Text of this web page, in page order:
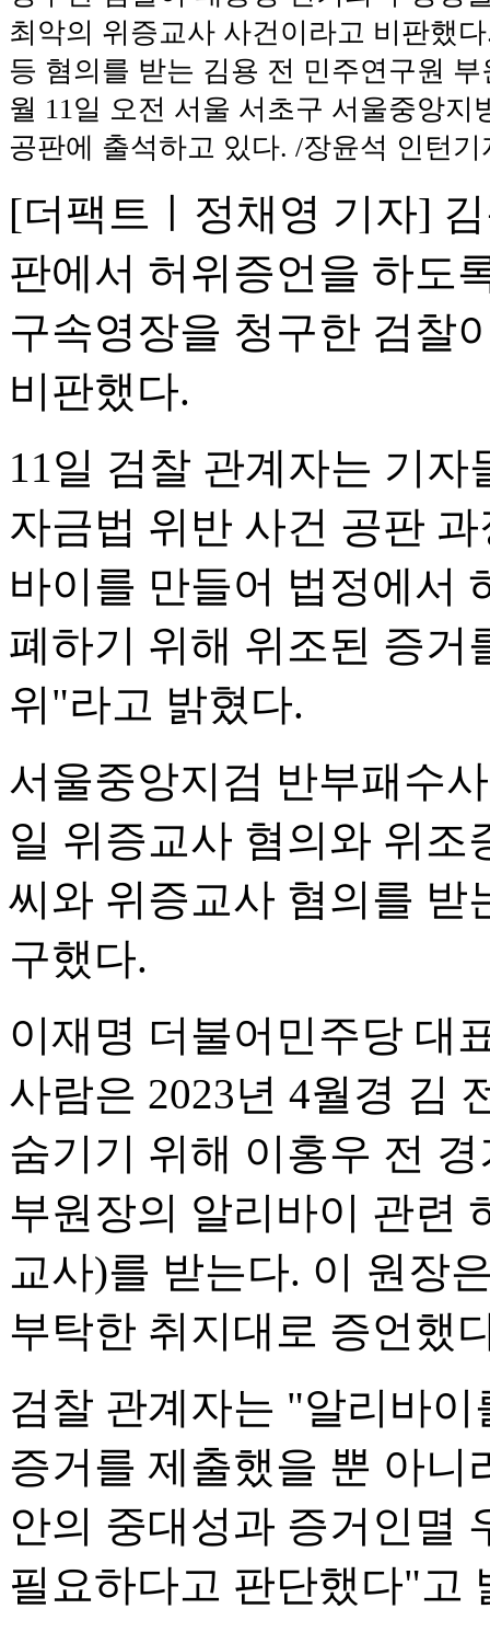
최악의 위증교사 사건이라고 비판했
등 혐의를 받는 김용 전 민주연구원
월 11일 오전 서울 서초구 서울중앙지
공판에 출석하고 있다. /장윤석 인턴기
[더팩트ㅣ정채영 기자]
판에서 허위증언을 하도
구속영장을 청구한 검찰
비판했다.
11일 검찰 관계자는 기
자금법 위반 사건 공판
바이를 만들어 법정에서
폐하기 위해 위조된 증거
위"라고 밝혔다.
서울중앙지검 반부패수
일 위증교사 혐의와 위조
씨와 위증교사 혐의를 받
구했다.
이재명 더불어민주당 대
사람은 2023년 4월경 김
숨기기 위해 이홍우 전
부원장의 알리바이 관련
교사)를 받는다. 이 원장
부탁한 취지대로 증언했
검찰 관계자는 "알리바
증거를 제출했을 뿐 아니
안의 중대성과 증거인멸
필요하다고 판단했다"고